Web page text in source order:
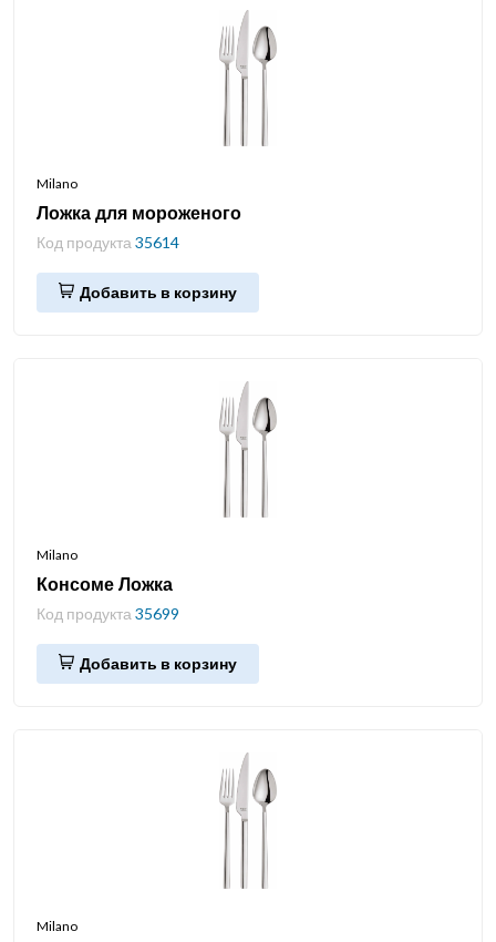
Milano
Ложка для мороженого
Код продукта 35614
Добавить в корзину
Milano
Консоме Ложка
Код продукта 35699
Добавить в корзину
Milano